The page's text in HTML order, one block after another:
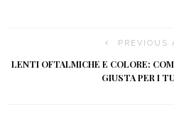
PREVIOUS
LENTI OFTALMICHE E COLORE:
GIUSTA PER I